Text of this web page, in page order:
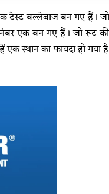
टेस्ट बल्लेबाज बन गए हैं।
नंबर एक बन गए हैं। जो रूट
स्थान का फायदा हो गया